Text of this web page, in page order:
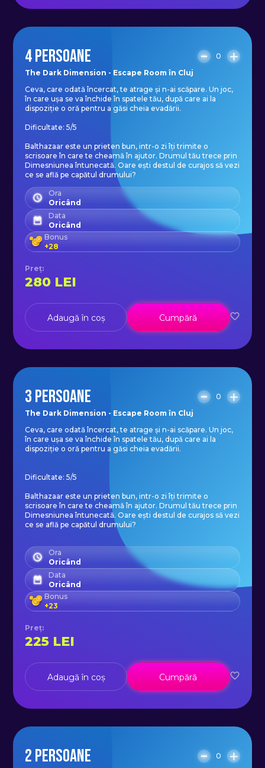
4 PERSOANE
0
The Dark Dimension - Escape Room în Cluj
Ceva, care odată încercat, te atrage și n-ai scăpare. Un joc,
în care ușa se va închide în spatele tău, după care ai la
dispoziție o oră pentru a găsi cheia evadării.
Dificultate: 5/5
Balthazaar este un prieten bun, intr-o zi îți trimite o
scrisoare în care te cheamă în ajutor. Drumul tău trece prin
Dimesniunea întunecată. Oare ești destul de curajos să vezi
ce se află pe capătul drumului?
Ora
Oricând
Data
Oricând
Bonus
+28
Preț:
280 LEI
Adaugă în coș Cumpără
3 PERSOANE
0
The Dark Dimension - Escape Room în Cluj
Ceva, care odată încercat, te atrage și n-ai scăpare. Un joc,
în care ușa se va închide în spatele tău, după care ai la
dispoziție o oră pentru a găsi cheia evadării.
Dificultate: 5/5
Balthazaar este un prieten bun, intr-o zi îți trimite o
scrisoare în care te cheamă în ajutor. Drumul tău trece prin
Dimesniunea întunecată. Oare ești destul de curajos să vezi
ce se află pe capătul drumului?
Ora
Oricând
Data
Oricând
Bonus
+23
Preț:
225 LEI
Adaugă în coș Cumpără
2 PERSOANE
0